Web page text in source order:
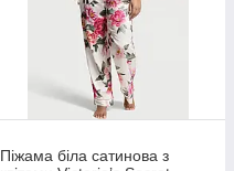
Піжама біла сатинова з